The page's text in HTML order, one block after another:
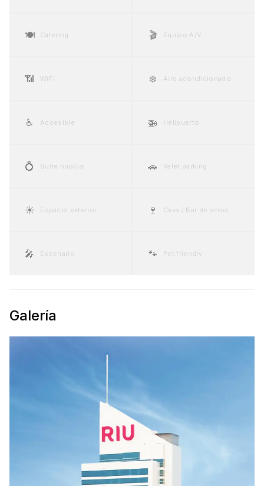
🍽️ Catering 🎬 Equipo A/V
📶 WiFi ❄️ Aire acondicionado
♿ Accesible 🚁 Helipuerto
💍 Suite nupcial 🚗 Valet parking
☀️ Espacio exterior 🍷 Cava / Bar de vinos
🎤 Escenario 🐾 Pet friendly
Galería